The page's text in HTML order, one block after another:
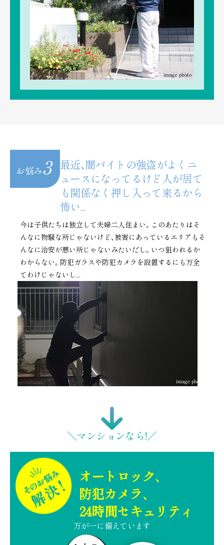
image photo
お悩み3
最近、闇バイトの強盗がよくニ
ュースになってるけど 人が居て
も関係なく押し入って来るから
怖い...
今は子供たちは独立して夫婦二人住まい。このあたりはそ
んなに物騒な所じゃないけど、 被害にあっているエリアもそ
んなに治安が悪い所じゃないみたいだし。いつ狙われるか
わからない。 防犯ガラスや防犯カメラを設置するにも万全
てわけじゃないし...
image photo
＼マンションなら!／
オートロック、
防犯カメラ、
24時間セキュリティ
万が一に備えています